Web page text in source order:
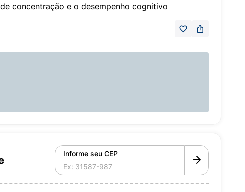
concentração e o desempenho cognitivo
Informe seu CEP